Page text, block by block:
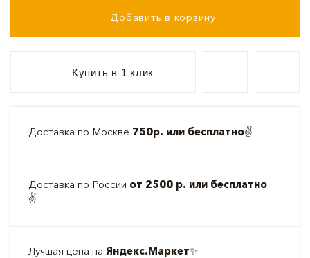
Добавить в корзину
Купить в 1 клик
Доставка по Москве 750р. или бесплатно✌️
Доставка по России от 2500 р. или бесплатно
✌️
Лучшая цена на Яндекс.Маркет✨